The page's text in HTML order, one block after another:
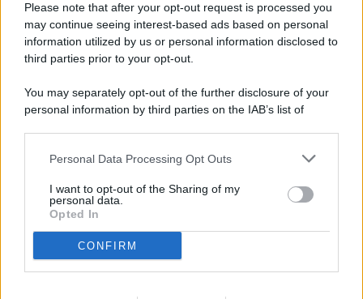
Please note that after your opt-out request is processed you
may continue seeing interest-based ads based on personal
information utilized by us or personal information disclosed to
third parties prior to your opt-out.
You may separately opt-out of the further disclosure of your
personal information by third parties on the IAB’s list of
This information may also be disclosed by us to third parties
disclose it to other third parties.
Personal Data Processing Opt Outs
I want to opt-out of the Sharing of my
personal data.
Opted In
CONFIRM
ISCRIZIONE AL ROC N. 35792 – ISCRITTA ALL’ANSO
(ASSOCIAZIONE NAZIONALE STAMPA ONLINE)
PREFERENZE PRIVACY